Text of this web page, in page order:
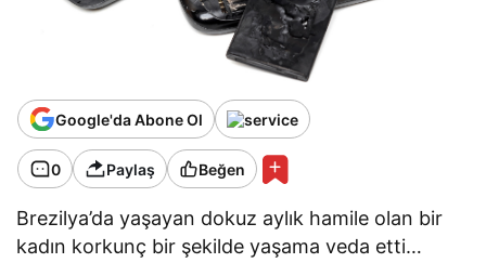
Google'da Abone Ol
0 Paylaş Beğen
Brezilya’da yaşayan dokuz aylık hamile olan bir
kadın korkunç bir şekilde yaşama veda etti…